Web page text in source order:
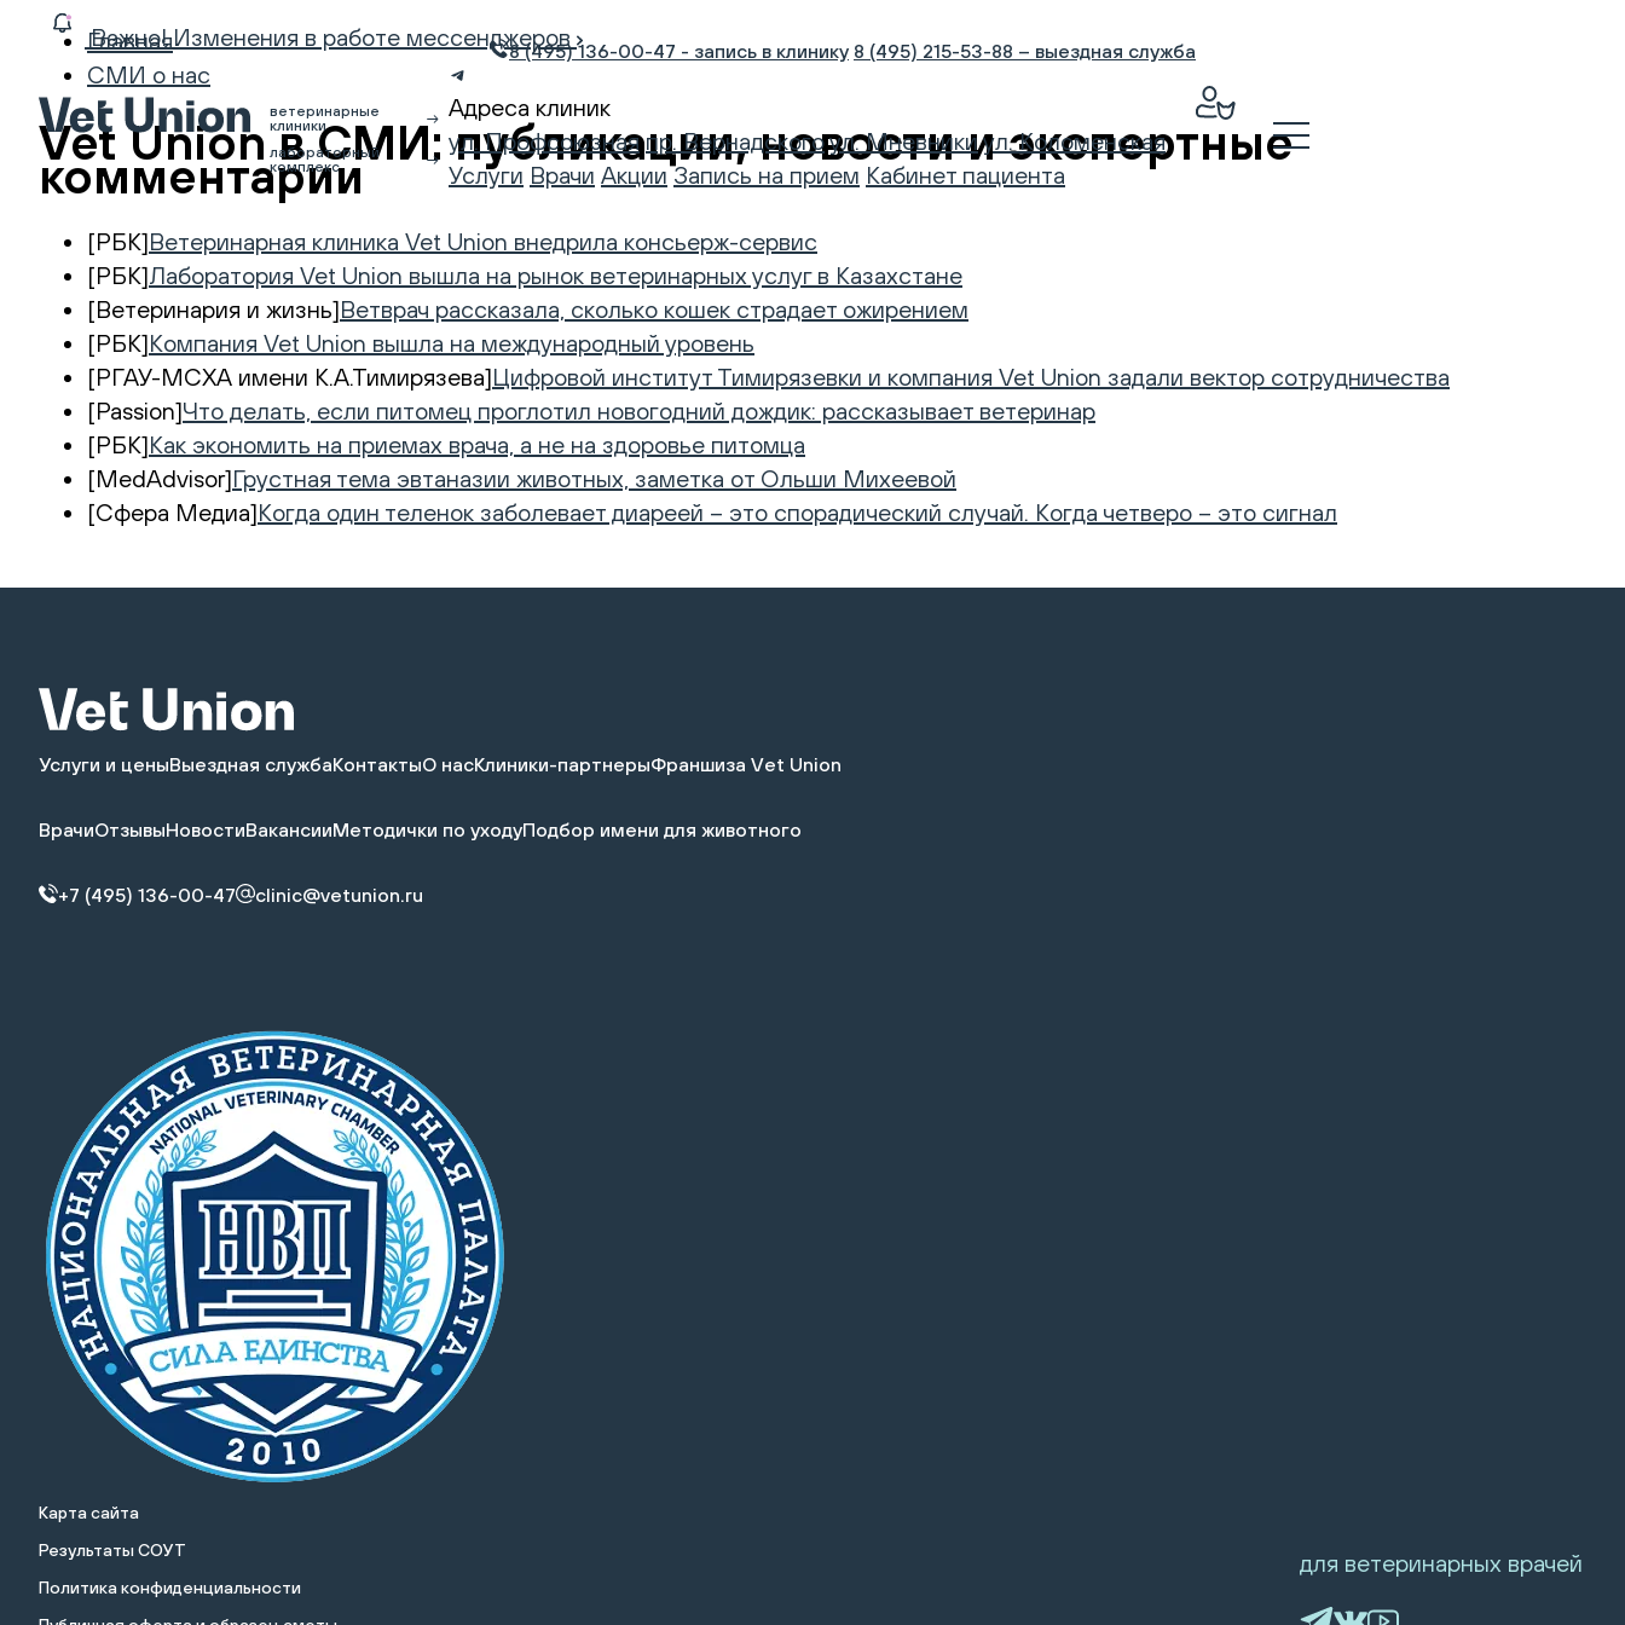
Важно! Изменения в работе мессенджеров
ветеринарные
клиники
лабораторный
комплекс
8 (495) 136-00-47 - запись в клинику 8 (495) 215-53-88 – выездная служба
Адреса клиник
ул. Профсоюзная пр. Вернадскогоул. Мневники ул. Коломенская
Услуги Врачи Акции Запись на прием Кабинет пациента
Главная
СМИ о нас
Vet Union в СМИ: публикации, новости и экспертные
комментарии
[РБК]Ветеринарная клиника Vet Union внедрила консьерж-сервис
[РБК]Лаборатория Vet Union вышла на рынок ветеринарных услуг в Казахстане
[Ветеринария и жизнь]Ветврач рассказала, сколько кошек страдает ожирением
[РБК]Компания Vet Union вышла на международный уровень
[РГАУ-МСХА имени К.А.Тимирязева]Цифровой институт Тимирязевки и компания Vet Union задали вектор сотрудничества
[Passion]Что делать, если питомец проглотил новогодний дождик: рассказывает ветеринар
[РБК]Как экономить на приемах врача, а не на здоровье питомца
[MedAdvisor]Грустная тема эвтаназии животных, заметка от Ольши Михеевой
[Сфера Медиа]Когда один теленок заболевает диареей – это спорадический случай. Когда четверо – это сигнал
Услуги и ценыВыездная службаКонтактыО насКлиники-партнерыФраншиза Vet Union
ВрачиОтзывыНовостиВакансииМетодички по уходуПодбор имени для животного
+7 (495) 136-00-47 clinic@vetunion.ru
Карта сайта
Результаты СОУТ
Политика конфиденциальности
для ветеринарных врачей